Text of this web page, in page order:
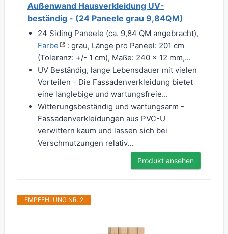
Außenwand Hausverkleidung UV-
beständig - (24 Paneele grau 9,84QM)
24 Siding Paneele (ca. 9,84 QM angebracht),
Farbe
: grau, Länge pro Paneel: 201 cm
(Toleranz: +/- 1 cm), Maße: 240 x 12 mm,...
UV Beständig, lange Lebensdauer mit vielen
Vorteilen - Die Fassadenverkleidung bietet
eine langlebige und wartungsfreie...
Witterungsbeständig und wartungsarm -
Fassadenverkleidungen aus PVC-U
verwittern kaum und lassen sich bei
Verschmutzungen relativ...
Produkt ansehen
EMPFEHLUNG NR. 2